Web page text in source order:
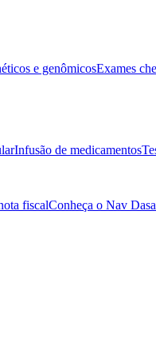
e genômicosExames
Infusão de medicamentos
fiscalConheça o Nav Dasa